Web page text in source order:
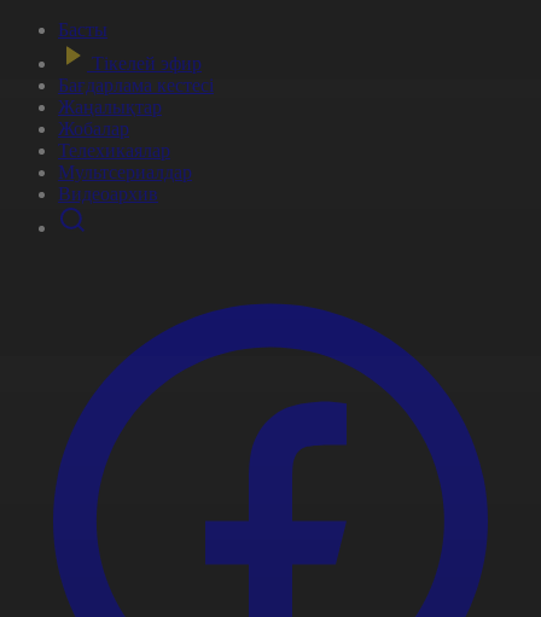
Басты
Тікелей эфир
Бағдарлама кестесі
Жаңалықтар
Жобалар
Телехикаялар
Мультсериалдар
Видеоархив